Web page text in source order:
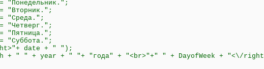
"Понедельник.";
"Вторник.";
"Среда.";
"Четверг.";
"Пятница.";
"Суббота.";
date + " ");
+ " " + year + " "+ "года" + "<br>"+" " + DayofWeek + "<\/